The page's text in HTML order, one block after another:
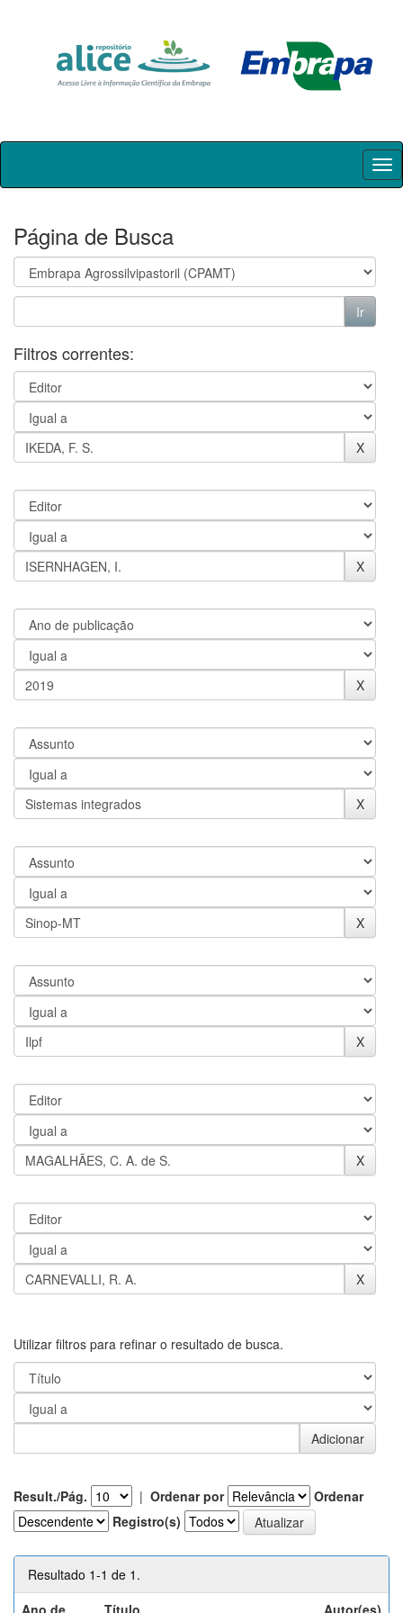
Skip
Página de Busca
Filtros correntes:
Utilizar filtros para refinar o resultado de busca.
Result./Pág. | Ordenar por
Ordenar
Registro(s)
Resultado 1-1 de 1.
Ano de
Título Autor(es)